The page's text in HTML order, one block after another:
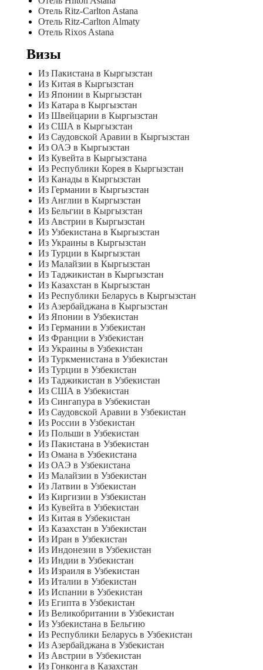
Отель Ritz-Carlton Astana
Отель Ritz-Carlton Almaty
Отель Rixos Astana
Визы
Из Пакистана в Кыргызстан
Из Китая в Кыргызстан
Из Японии в Кыргызстан
Из Катара в Кыргызстан
Из Швейцарии в Кыргызстан
Из США в Кыргызстан
Из Саудовской Аравии в Кыргызстан
Из ОАЭ в Кыргызстан
Из Кувейта в Кыргызстана
Из Республики Корея в Кыргызстан
Из Канады в Кыргызстан
Из Германии в Кыргызстан
Из Англии в Кыргызстан
Из Бельгии в Кыргызстан
Из Австрии в Кыргызстан
Из Узбекистана в Кыргызстан
Из Украины в Кыргызстан
Из Турции в Кыргызстан
Из Малайзии в Кыргызстан
Из Таджикистан в Кыргызстан
Из Казахстан в Кыргызстан
Из Республики Беларусь в Кыргызстан
Из Азербайджана в Кыргызстан
Из Японии в Узбекистан
Из Германии в Узбекистан
Из Франции в Узбекистан
Из Украины в Узбекистан
Из Туркменистана в Узбекистан
Из Турции в Узбекистан
Из Таджикистан в Узбекистан
Из США в Узбекистан
Из Сингапура в Узбекистан
Из Саудовской Аравии в Узбекистан
Из России в Узбекистан
Из Польши в Узбекистан
Из Пакистана в Узбекистан
Из Омана в Узбекистана
Из ОАЭ в Узбекистана
Из Малайзии в Узбекистан
Из Латвии в Узбекистан
Из Киргизии в Узбекистан
Из Кувейта в Узбекистан
Из Китая в Узбекистан
Из Казахстан в Узбекистан
Из Иран в Узбекистан
Из Индонезии в Узбекистан
Из Индии в Узбекистан
Из Израиля в Узбекистан
Из Италии в Узбекистан
Из Испании в Узбекистан
Из Египта в Узбекистан
Из Великобритании в Узбекистан
Из Узбекистана в Бельгию
Из Республики Беларусь в Узбекистан
Из Азербайджана в Узбекистан
Из Австрии в Узбекистан
Из Гонконга в Казахстан